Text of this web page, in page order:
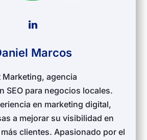
Marcos
Marketing, agencia
SEO para negocios locales.
en marketing digital,
a mejorar su visibilidad en
clientes. Apasionado por el